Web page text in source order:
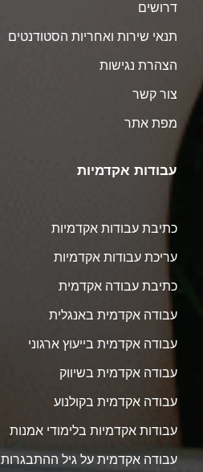
דרושים
תנאי שירות ואחריות הסטודנטים
הצהרת נגישות
צור קשר
מפת אתר
עבודות אקדמיות
כתיבת עבודות אקדמיות
עריכת עבודות אקדמיות
כתיבת עבודה אקדמית
עבודה אקדמית באנגלית
עבודה אקדמית בייעוץ ארגוני
עבודה אקדמית בשיווק
עבודה אקדמית בקולנוע
עבודות אקדמיות בלימודי אמנות
עבודה אקדמית על גיל ההתבגרות